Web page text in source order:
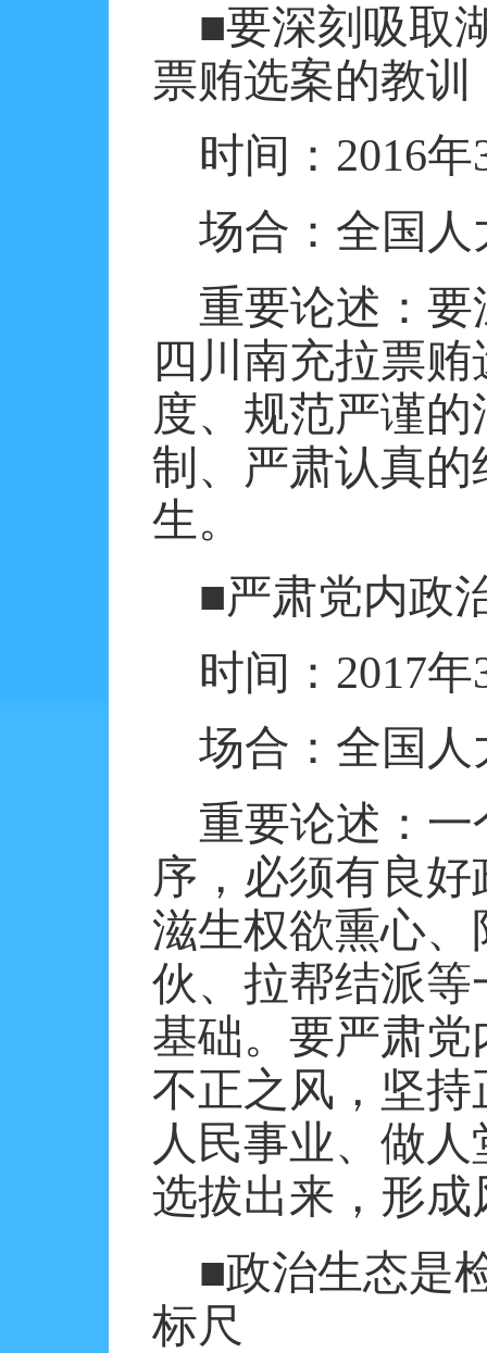
■要深刻吸取
票贿选案的教训
时间： 2016年
场合：全国
重要论述：
四川南充拉票
度、规范严谨
制、严肃认真
生。
■严肃党内政
时间： 2017年
场合：全国
重要论述：
序，必须有良
滋生权欲熏心
伙、拉帮结派
基础。要严肃
不正之风，坚
人民事业、做
选拔出来，形
■政治生态是
标尺